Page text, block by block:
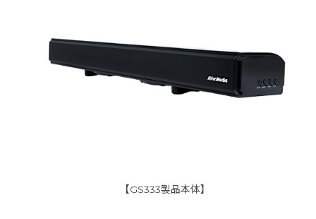
【GS333製品本体】